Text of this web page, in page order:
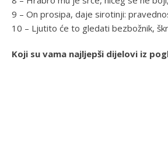
9 – On prosipa, daje sirotinji:
10 – Ljutito će to gledati bezbožnik,
Koji su vama najljepši dijelovi iz